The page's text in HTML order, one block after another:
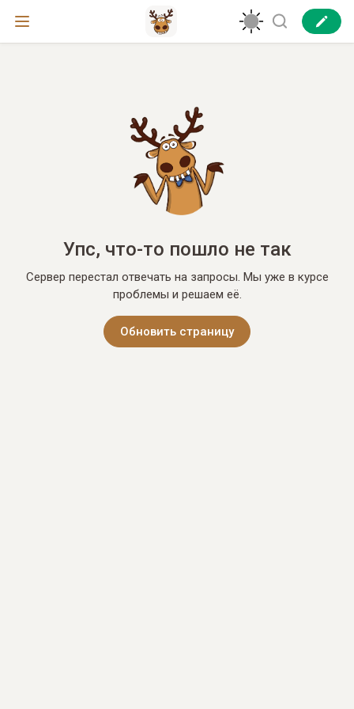
Упс, что-то пошло не так
Сервер перестал отвечать на запросы. Мы уже в курсе
проблемы и решаем её.
Обновить страницу